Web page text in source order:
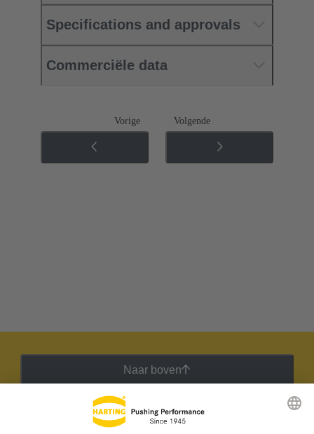
Specifications and approvals
Commerciële data
Vorige Volgende
Naar boven